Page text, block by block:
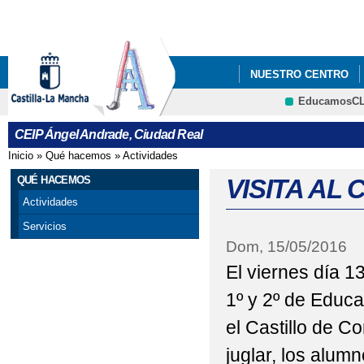
NUESTRO CENTRO
AYUDAS PARA
CONCIERTO
DECRETO DE
FELIZ Y PRÓSPERO
II JORNADAS
LIBROS DE TEXTO
CEIP Ángel Andrade, Ciudad Real
Se encuentra usted aquí
Inicio » Qué hacemos » Actividades
QUÉ HACEMOS
Actividades
Servicios
VISITA AL
Dom, 15/05/2016
El viernes día
1º y 2º de
el Castillo de
juglar, los